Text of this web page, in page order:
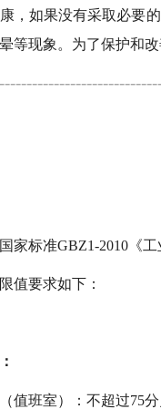
，如果没有采取必要
等现象。为了保护和
家标准GBZ1-2010《工
值要求如下：
值班室）：不超过75分